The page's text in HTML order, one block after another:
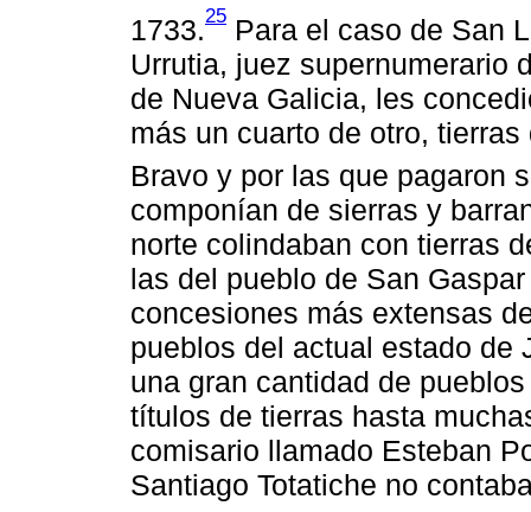
1733.25 Para el caso de San
Urrutia, juez supernumerario
de Nueva Galicia, les
más un cuarto de otro,
Bravo y por las que pagaron
componían de sierras y
norte colindaban con tierras
las del pueblo de San
concesiones más extensas
pueblos del actual estado de
una gran cantidad de
títulos de tierras hasta
comisario llamado Esteban
Santiago Totatiche no